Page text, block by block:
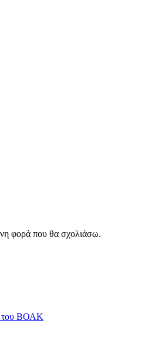
φορά που θα σχολιάσω.
του ΒΟΑΚ